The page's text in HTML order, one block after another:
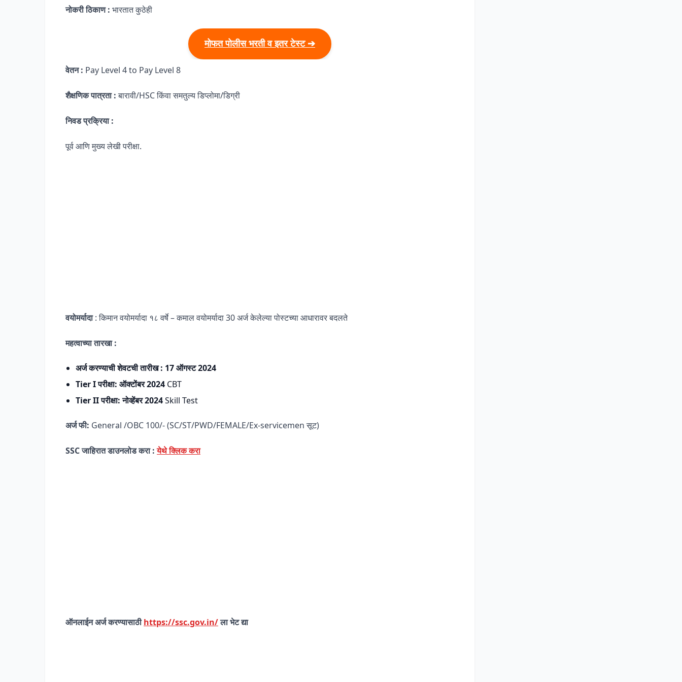
नोकरी ठिकाण : भारतात कुठेही
मोफत पोलीस भरती व इतर टेस्ट ➔
वेतन : Pay Level 4 to Pay Level 8
शैक्षणिक पात्रता :बारावी/HSC किंवा समतुल्य डिप्लोमा/डिग्री
निवड प्रक्रिया :
पूर्व आणि मुख्य लेखी परीक्षा.
वयोमर्यादा: किमान वयोमर्यादा १८ वर्षे – कमाल वयोमर्यादा 30 अर्ज केलेल्या पोस्टच्या आधारावर बदलते
महत्वाच्या तारखा :
अर्ज करण्याची शेवटची तारीख : 17 ऑगस्ट 2024
Tier I परीक्षा: ऑक्टोंबर 2024 CBT
Tier II परीक्षा: नोव्हेंबर 2024Skill Test
अर्ज फी: General /OBC 100/- (SC/ST/PWD/FEMALE/Ex-servicemen सूट)
SSC जाहिरात डाउनलोड करा :येथे क्लिक करा
ऑनलाईन अर्ज करण्यासाठीhttps://ssc.gov.in/ला भेट द्या